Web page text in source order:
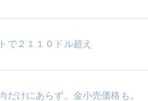
で２１１０ドル超え
だけにあらず。金小売価格も。